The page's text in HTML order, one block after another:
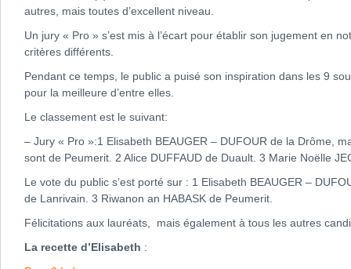
autres, mais toutes d’excellent niveau.
Un jury « Pro » s’est mis à l’écart pour établir son jugement en
critères différents.
Pendant ce temps, le public a puisé son inspiration dans les 9
pour la meilleure d’entre elles.
Le classement est le suivant:
– Jury « Pro »:1 Elisabeth BEAUGER – DUFOUR de la Drôme,
sont de Peumerit. 2 Alice DUFFAUD de Duault. 3 Marie Noëlle
Le vote du public s’est porté sur : 1 Elisabeth BEAUGER –
de Lanrivain. 3 Riwanon an HABASK de Peumerit.
Félicitations aux lauréats, mais également à tous les autres
La recette d’Elisabeth :